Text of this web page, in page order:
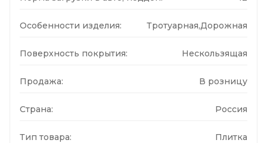
Особенности изделия: Тротуарная,Дорожная
Поверхность покрытия: Нескользящая
Продажа: В розницу
Страна: Россия
Тип товара: Плитка